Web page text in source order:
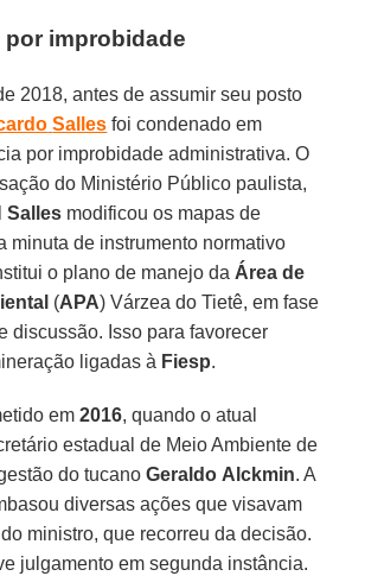
improbidade
2018, antes de assumir seu posto
Salles foi condenado em
por improbidade administrativa. O
do Ministério Público paulista,
Salles modificou os mapas de
minuta de instrumento normativo
o plano de manejo daÁrea de
(APA) Várzea do Tietê, em fase
discussão. Isso para favorecer
ligadas à Fiesp.
em2016, quando o atual
estadual de Meio Ambiente de
do tucanoGeraldo Alckmin. A
diversas ações que visavam
ministro, que recorreu da decisão.
julgamento em segunda instância.